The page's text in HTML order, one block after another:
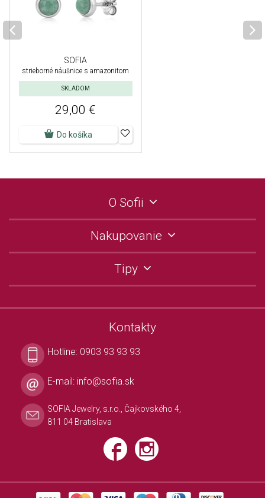
SOFIA
strieborné náušnice s amazonitom
SKLADOM
29,00 €
Do košíka
O Sofii
Nakupovanie
Tipy
Kontakty
Hotline: 0903 93 93 93
E-mail: info@sofia.sk
SOFIA Jewelry, s.r.o., Čajkovského 4,
811 04 Bratislava